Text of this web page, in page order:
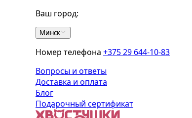
Ваш город:
Минск
Номер телефона +375 29 644-10-83
Вопросы и ответы
Доставка и оплата
Блог
Подарочный сертификат